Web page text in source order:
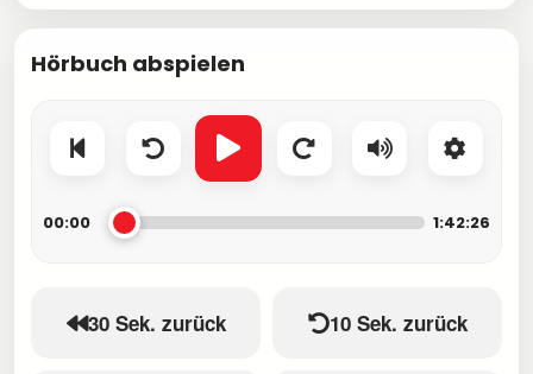
Hörbuch abspielen
00:00 1:42:26
30 Sek. zurück 10 Sek. zurück